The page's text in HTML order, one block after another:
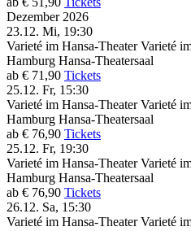
Dezember 2026
23.12. Mi, 19:30
Varieté im Hansa-Theater Varieté
Hamburg Hansa-Theatersaal
ab € 71,90 Tickets
25.12. Fr, 15:30
Varieté im Hansa-Theater Varieté
Hamburg Hansa-Theatersaal
ab € 76,90 Tickets
25.12. Fr, 19:30
Varieté im Hansa-Theater Varieté
Hamburg Hansa-Theatersaal
ab € 76,90 Tickets
26.12. Sa, 15:30
Varieté im Hansa-Theater Varieté